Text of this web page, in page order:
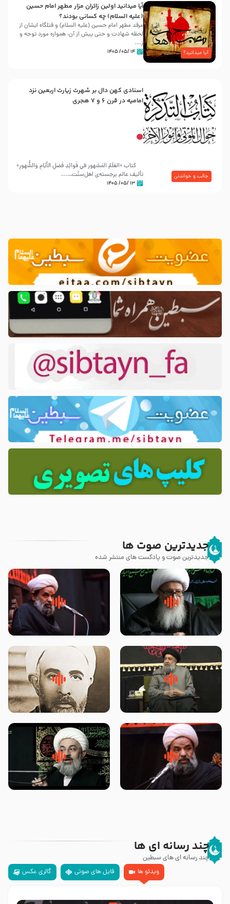
آیا میدانید؟
آیا میدانید اولین زائران مزار مطهر امام حسین
(علیه السلام) چه کسانی بودند؟
مرقد مطهر امام حسین (علیه السلام) و قتلگاه ایشان از
لحظه شهادت و حتی پیش از آن، همواره مورد توجه و
ز...
۱۴ /۰۵/ ۱۴۰۵
جالب و خواندنی
اسنادی کهن دال بر شهرت زیارت اربعین نزد
امامیه در قرن ۶ و ۷ هجری
کتاب «العَلَمُ المَشهور في فَوائِدِ فَضلِ الأيّامِ وَالشُّهورِ»
تألیف عالم برجسته‌ی اهل‌سنّت…...
۱۳ /۰۵/ ۱۴۰۵
جدیدترین صوت ها
جدیدترین صوت و پادکست های منتشر شده
زوّار اربعین امام حسین (علیه
السلام) با این اشتیاق به زیارت
روضه جانسوز پاره های جگر امام
حسن مجتبی علیه السلام-حجت
لقب حضرت رقیه سلام الله علیها به
چه معناست – حجت الاسلام علوی
روضه‌ی مجلس یزید ملعون و
اسارت اهل‌بیت علیهم‌السلام –
محدث زاده
سلام جوانی که امام حسین علیه
السلام خودش جوابش را دادند
زیارتی که اسباب رزق زیاد و عمر
طولانی است حجت السلام حسین
چند رسانه ای ها
چند رسانه ای های سبطین
ویدئو ها
فایل های صوتی گالری عکس